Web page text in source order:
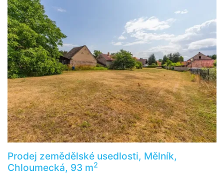
Prodej zemědělské usedlosti, Mělník,
Chloumecká, 93 m2